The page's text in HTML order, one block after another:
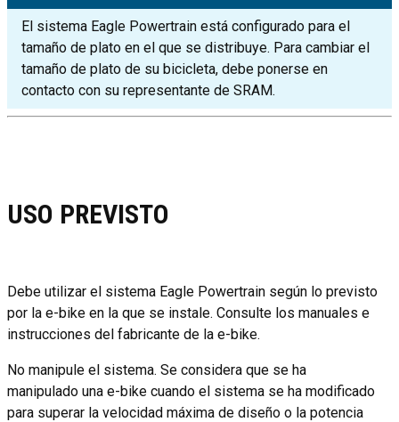
El sistema Eagle Powertrain está configurado para el
tamaño de plato en el que se distribuye. Para cambiar el
tamaño de plato de su bicicleta, debe ponerse en
contacto con su representante de SRAM.
USO PREVISTO
Debe utilizar el sistema Eagle Powertrain según lo previsto
por la e-bike en la que se instale. Consulte los manuales e
instrucciones del fabricante de la e-bike.
No manipule el sistema. Se considera que se ha
manipulado una e-bike cuando el sistema se ha modificado
para superar la velocidad máxima de diseño o la potencia